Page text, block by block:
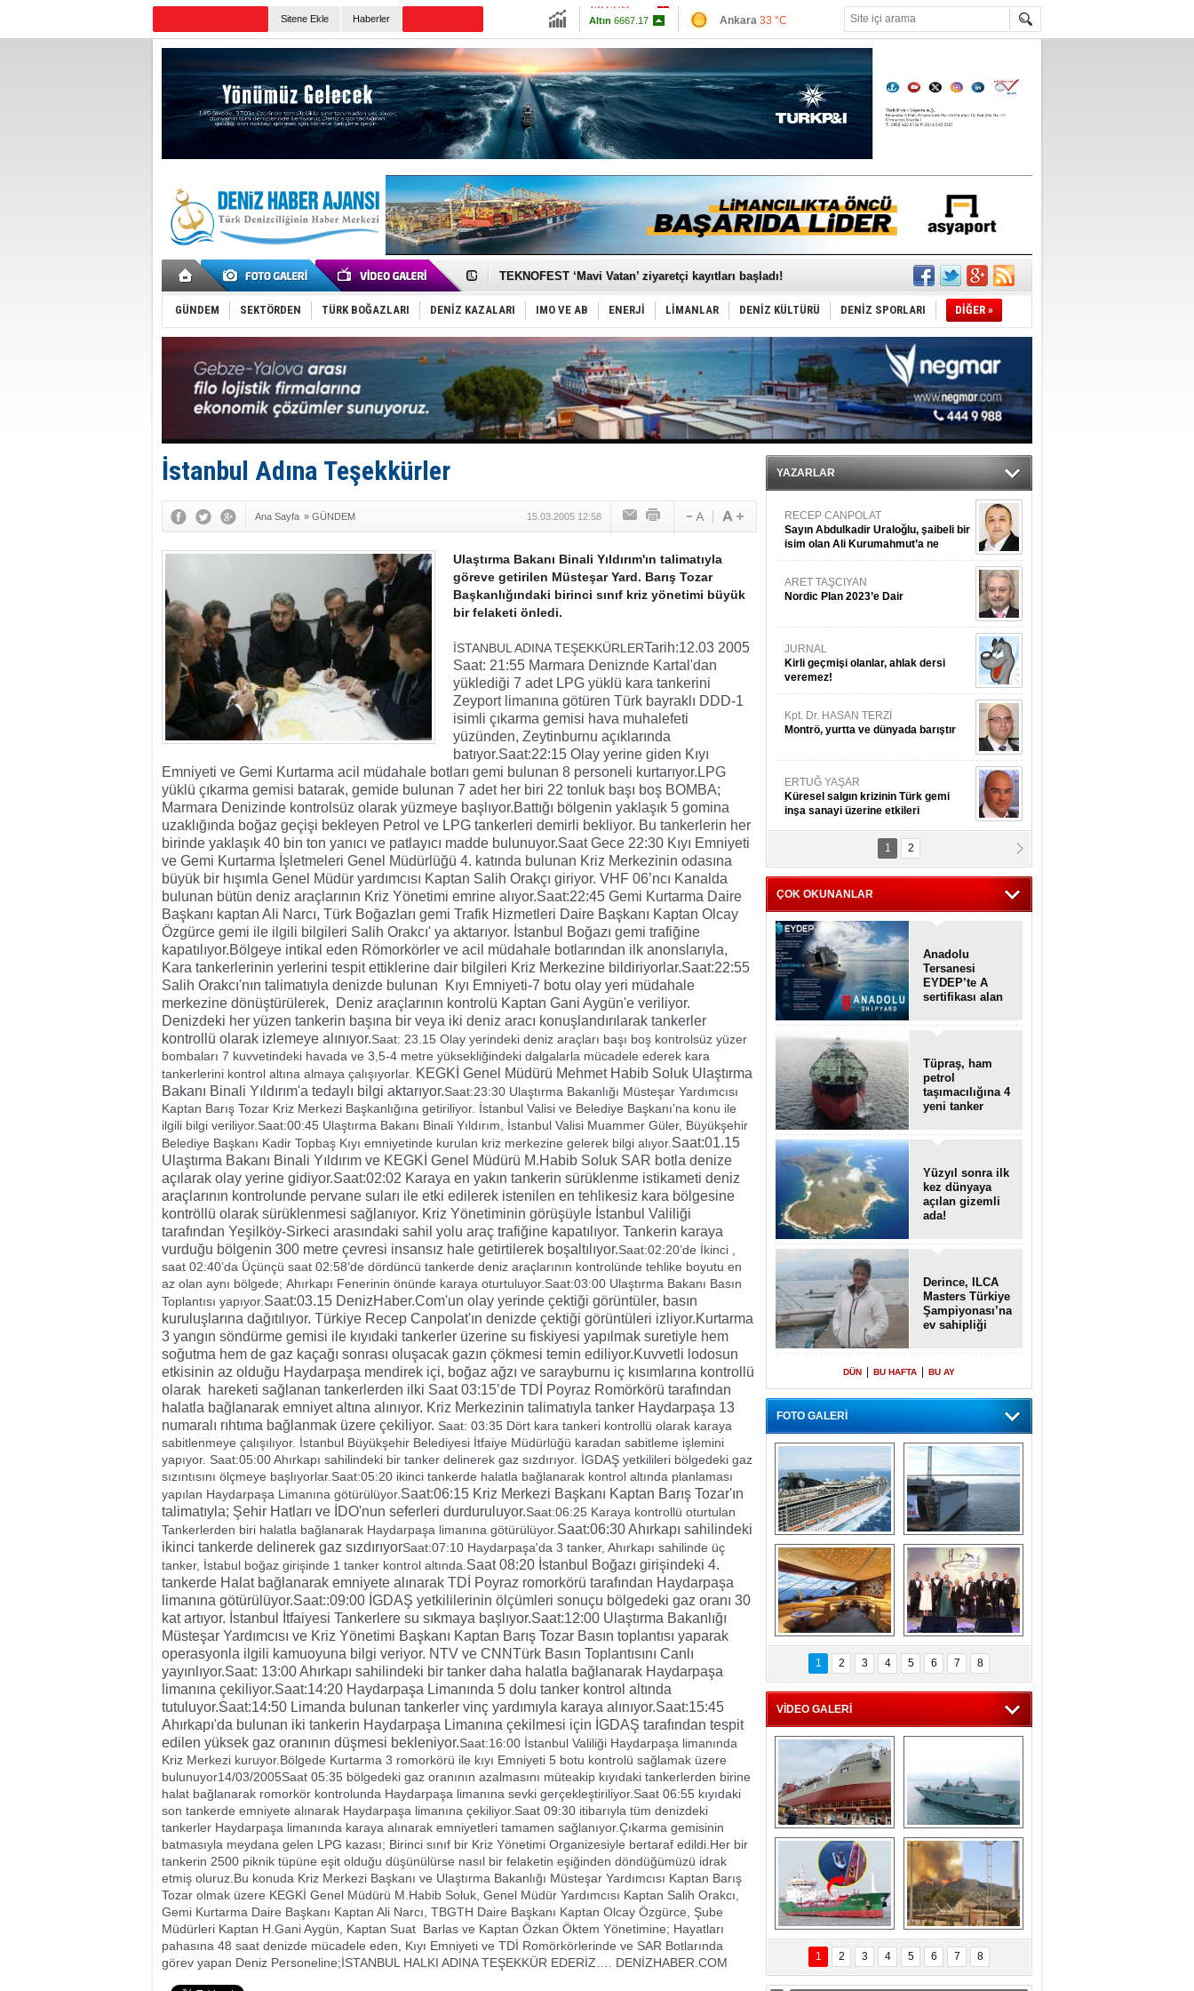
Sitene Ekle Haberler
Altın 6667.17
Euro55.1957
Ankara 33 °C
Antalya31 °C
Muğla 32 °C
Çanakkale 34 °C
TAYK - Eker Olympos Regatta'da ilk start!
TEKNOFEST ‘Mavi Vatan’ ziyaretçi kayıtları başladı!
Tersane işçilerinin direnişi, kazanımla sonuçlandı
İngiliz aktivistler, gemide mahsur kaldı!
FESCO, Karadeniz'de yeni sevkiyat taleplerini durdurdu
DESE, BIMCO’ya katıldı
GİMBİRDER gemi inşa yan sanayinin sorunlarını tartıştı
35 milyon TL'lik tekne projesinde karar çıktı
İnsansız cankurtaran ihalesini BlueForge kazandı
Yüzyıl sonra ilk kez dünyaya açılan gizemli ada!
Anadolu Tersanesi EYDEP’te A sertifikası alan ilk tersane oldu
Derince, ILCA Masters Türkiye Şampiyonası’na ev sahipliği yapacak
Tüpraş, ham petrol taşımacılığına 4 yeni tanker daha ekliyor
GÜNDEM SEKTÖRDEN TÜRK BOĞAZLARI DENİZ KAZALARI IMO VE AB ENERJİ LİMANLAR DENİZ KÜLTÜRÜ DENİZ SPORLARI DİĞER »
İstanbul Adına Teşekkürler
Ana Sayfa » GÜNDEM 15.03.2005 12:58
Ulaştırma Bakanı Binali Yıldırım'ın talimatıyla
göreve getirilen Müsteşar Yard. Barış Tozar
Başkanlığındaki birinci sınıf kriz yönetimi büyük
bir felaketi önledi.
İSTANBUL ADINA TEŞEKKÜRLERTarih:12.03 2005
Saat: 21:55 Marmara Deniznde Kartal'dan
yüklediği 7 adet LPG yüklü kara tankerini
Zeyport limanına götüren Türk bayraklı DDD-1
isimli çıkarma gemisi hava muhalefeti
yüzünden, Zeytinburnu açıklarında
batıyor.Saat:22:15 Olay yerine giden Kıyı
Emniyeti ve Gemi Kurtarma acil müdahale botları gemi bulunan 8 personeli kurtarıyor. LPG
yüklü çıkarma gemisi batarak, gemide bulunan 7 adet her biri 22 tonluk başı boş BOMBA;
Marmara Denizinde kontrolsüz olarak yüzmeye başlıyor.Battığı bölgenin yaklaşık 5 gomina
uzaklığında boğaz geçişi bekleyen Petrol ve LPG tankerleri demirli bekliyor. Bu tankerlerin her
birinde yaklaşık 40 bin ton yanıcı ve patlayıcı madde bulunuyor.Saat Gece 22:30 Kıyı Emniyeti
ve Gemi Kurtarma İşletmeleri Genel Müdürlüğü 4. katında bulunan Kriz Merkezinin odasına
büyük bir hışımla Genel Müdür yardımcısı Kaptan Salih Orakçı giriyor. VHF 06’ncı Kanalda
bulunan bütün deniz araçlarının Kriz Yönetimi emrine alıyor.Saat:22:45 Gemi Kurtarma Daire
Başkanı kaptan Ali Narcı, Türk Boğazları gemi Trafik Hizmetleri Daire Başkanı Kaptan Olcay
Özgürce gemi ile ilgili bilgileri Salih Orakcı' ya aktarıyor. İstanbul Boğazı gemi trafiğine
kapatılıyor.Bölgeye intikal eden Römorkörler ve acil müdahale botlarından ilk anonslarıyla,
Kara tankerlerinin yerlerini tespit ettiklerine dair bilgileri Kriz Merkezine bildiriyorlar.Saat:22:55
Salih Orakcı'nın talimatıyla denizde bulunan Kıyı Emniyeti-7 botu olay yeri müdahale
merkezine dönüştürülerek, Deniz araçlarının kontrolü Kaptan Gani Aygün'e veriliyor.
Denizdeki her yüzen tankerin başına bir veya iki deniz aracı konuşlandırılarak tankerler
kontrollü olarak izlemeye alınıyor.Saat: 23.15 Olay yerindeki deniz araçları başı boş kontrolsüz yüzer
bombaları 7 kuvvetindeki havada ve 3,5-4 metre yüksekliğindeki dalgalarla mücadele ederek kara
tankerlerini kontrol altına almaya çalışıyorlar. KEGKİ Genel Müdürü Mehmet Habib Soluk Ulaştırma
Bakanı Binali Yıldırım'a tedaylı bilgi aktarıyor.Saat:23:30 Ulaştırma Bakanlığı Müsteşar Yardımcısı
Kaptan Barış Tozar Kriz Merkezi Başkanlığına getiriliyor. İstanbul Valisi ve Belediye Başkanı'na konu ile
ilgili bilgi veriliyor.Saat:00:45 Ulaştırma Bakanı Binali Yıldırım, İstanbul Valisi Muammer Güler, Büyükşehir
Belediye Başkanı Kadir Topbaş Kıyı emniyetinde kurulan kriz merkezine gelerek bilgi alıyor. Saat:01.15
Ulaştırma Bakanı Binali Yıldırım ve KEGKİ Genel Müdürü M.Habib Soluk SAR botla denize
açılarak olay yerine gidiyor.Saat:02:02 Karaya en yakın tankerin sürüklenme istikameti deniz
araçlarının kontrolunde pervane suları ile etki edilerek istenilen en tehlikesiz kara bölgesine
kontröllü olarak sürüklenmesi sağlanıyor. Kriz Yönetiminin görüşüyle İstanbul Valiliği
tarafından Yeşilköy-Sirkeci arasındaki sahil yolu araç trafiğine kapatılıyor. Tankerin karaya
vurduğu bölgenin 300 metre çevresi insansız hale getirtilerek boşaltılıyor.Saat:02:20’de İkinci ,
saat 02:40’da Üçünçü saat 02:58’de dördüncü tankerde deniz araçlarının kontrolünde tehlike boyutu en
az olan aynı bölgede; Ahırkapı Fenerinin önünde karaya oturtuluyor.Saat:03:00 Ulaştırma Bakanı Basın
Toplantısı yapıyor. Saat:03.15 DenizHaber.Com'un olay yerinde çektiği görüntüler, basın
kuruluşlarına dağıtılıyor. Türkiye Recep Canpolat'ın denizde çektiği görüntüleri izliyor.Kurtarma
3 yangın söndürme gemisi ile kıyıdaki tankerler üzerine su fiskiyesi yapılmak suretiyle hem
soğutma hem de gaz kaçağı sonrası oluşacak gazın çökmesi temin ediliyor.Kuvvetli lodosun
etkisinin az olduğu Haydarpaşa mendirek içi, boğaz ağzı ve sarayburnu iç kısımlarına kontrollü
olarak hareketi sağlanan tankerlerden ilki Saat 03:15’de TDİ Poyraz Romörkörü tarafından
halatla bağlanarak emniyet altına alınıyor. Kriz Merkezinin talimatıyla tanker Haydarpaşa 13
numaralı rıhtıma bağlanmak üzere çekiliyor. Saat: 03:35 Dört kara tankeri kontrollü olarak karaya
sabitlenmeye çalışılıyor. İstanbul Büyükşehir Belediyesi İtfaiye Müdürlüğü karadan sabitleme işlemini
yapıyor. Saat:05:00 Ahırkapı sahilindeki bir tanker delinerek gaz sızdırıyor. İGDAŞ yetkilileri bölgedeki gaz
sızıntısını ölçmeye başlıyorlar.Saat:05:20 ikinci tankerde halatla bağlanarak kontrol altında planlaması
yapılan Haydarpaşa Limanına götürülüyor. Saat:06:15 Kriz Merkezi Başkanı Kaptan Barış Tozar'ın
talimatıyla; Şehir Hatları ve İDO'nun seferleri durduruluyor.Saat:06:25 Karaya kontrollü oturtulan
Tankerlerden biri halatla bağlanarak Haydarpaşa limanına götürülüyor. Saat:06:30 Ahırkapı sahilindeki
ikinci tankerde delinerek gaz sızdırıyorSaat:07:10 Haydarpaşa'da 3 tanker, Ahırkapı sahilinde üç
tanker, İstabul boğaz girişinde 1 tanker kontrol altında. Saat 08:20 İstanbul Boğazı girişindeki 4.
tankerde Halat bağlanarak emniyete alınarak TDİ Poyraz romorkörü tarafından Haydarpaşa
limanına götürülüyor.Saat::09:00 İGDAŞ yetkililerinin ölçümleri sonuçu bölgedeki gaz oranı 30
kat artıyor. İstanbul İtfaiyesi Tankerlere su sıkmaya başlıyor.Saat:12:00 Ulaştırma Bakanlığı
Müsteşar Yardımcısı ve Kriz Yönetimi Başkanı Kaptan Barış Tozar Basın toplantısı yaparak
operasyonla ilgili kamuoyuna bilgi veriyor. NTV ve CNNTürk Basın Toplantısını Canlı
yayınlıyor.Saat: 13:00 Ahırkapı sahilindeki bir tanker daha halatla bağlanarak Haydarpaşa
limanına çekiliyor.Saat:14:20 Haydarpaşa Limanında 5 dolu tanker kontrol altında
tutuluyor.Saat:14:50 Limanda bulunan tankerler vinç yardımıyla karaya alınıyor.Saat:15:45
Ahırkapı'da bulunan iki tankerin Haydarpaşa Limanına çekilmesi için İGDAŞ tarafından tespit
edilen yüksek gaz oranının düşmesi bekleniyor.Saat:16:00 İstanbul Valiliği Haydarpaşa limanında
Kriz Merkezi kuruyor.Bölgede Kurtarma 3 romorkörü ile kıyı Emniyeti 5 botu kontrolü sağlamak üzere
bulunuyor14/03/2005Saat 05:35 bölgedeki gaz oranının azalmasını müteakip kıyıdaki tankerlerden birine
halat bağlanarak romorkör kontrolunda Haydarpaşa limanına sevki gerçekleştiriliyor.Saat 06:55 kıyıdaki
son tankerde emniyete alınarak Haydarpaşa limanına çekiliyor.Saat 09:30 itibarıyla tüm denizdeki
tankerler Haydarpaşa limanında karaya alınarak emniyetleri tamamen sağlanıyor.Çıkarma gemisinin
batmasıyla meydana gelen LPG kazası; Birinci sınıf bir Kriz Yönetimi Organizesiyle bertaraf edildi.Her bir
tankerin 2500 piknik tüpüne eşit olduğu düşünülürse nasıl bir felaketin eşiğinden döndüğümüzü idrak
etmiş oluruz.Bu konuda Kriz Merkezi Başkanı ve Ulaştırma Bakanlığı Müsteşar Yardımcısı Kaptan Barış
Tozar olmak üzere KEGKİ Genel Müdürü M.Habib Soluk, Genel Müdür Yardımcısı Kaptan Salih Orakcı,
Gemi Kurtarma Daire Başkanı Kaptan Ali Narcı, TBGTH Daire Başkanı Kaptan Olcay Özgürce, Şube
Müdürleri Kaptan H.Gani Aygün, Kaptan Suat Barlas ve Kaptan Özkan Öktem Yönetimine; Hayatları
pahasına 48 saat denizde mücadele eden, Kıyı Emniyeti ve TDİ Romörkörlerinde ve SAR Botlarında
görev yapan Deniz Personeline;İSTANBUL HALKI ADINA TEŞEKKÜR EDERİZ…. DENİZHABER.COM
YAZARLAR
RECEP CANPOLAT
Sayın Abdulkadir Uraloğlu, şaibeli bir
isim olan Ali Kurumahmut’a ne
danışıyorsunuz?
ARET TAŞCIYAN
Nordic Plan 2023’e Dair
JURNAL
Kirli geçmişi olanlar, ahlak dersi
veremez!
Kpt. Dr. HASAN TERZİ
Montrö, yurtta ve dünyada barıştır
ERTUĞ YAŞAR
Küresel salgın krizinin Türk gemi
inşa sanayi üzerine etkileri
Kpt. MESUT AZMİ GÖKSOY
ithafen...
1 2
ÇOK OKUNANLAR
Anadolu
Tersanesi
EYDEP’te A
sertifikası alan
Tüpraş, ham
petrol
taşımacılığına 4
yeni tanker
Yüzyıl sonra ilk
kez dünyaya
açılan gizemli
ada!
Derince, ILCA
Masters Türkiye
Şampiyonası’na
ev sahipliği
DÜN BU HAFTA BU AY
FOTO GALERİ
“Gemi içinde gemi”
konsepti ile MSC
Splendida
Dünyada tek!
Denizaltı yüzer
havuzu intikal
seyrine başladı
MSC'den 55 milyon
euroluk turizm geliri
müjdesi
5. Bosphorus Ship
Brokers Dinner,
İstanbul’da yapıldı
1 2 3 4 5 6 7 8
VİDEO GALERİ
Çeksan Tersanesi,
Başaran Bayrak
tankerini suya
indirdi
TCG Anadolu,
tersane teknik
seyrini tamamladı
Göçmenlerin
imdadına Türk
sahipli MINA DENIZ
yetişti
Milas’taki yangın
yeniden termik
santrallere doğru
ilerliyor
1 2 3 4 5 6 7 8